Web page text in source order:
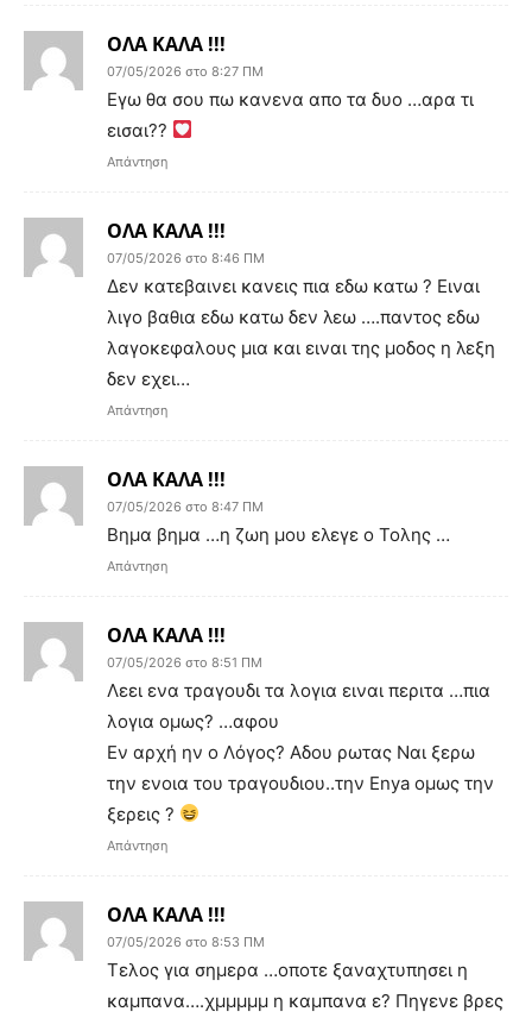
ΟΛΑ ΚΑΛΑ !!!
07/05/2026 στο 8:27 ΠΜ
Εγω θα σου πω κανενα απο τα δυο …αρα τι
εισαι??
Απάντηση
ΟΛΑ ΚΑΛΑ !!!
07/05/2026 στο 8:46 ΠΜ
Δεν κατεβαινει κανεις πια εδω κατω ? Ειναι
λιγο βαθια εδω κατω δεν λεω ….παντος εδω
λαγοκεφαλους μια και ειναι της μοδος η λεξη
δεν εχει…
Απάντηση
ΟΛΑ ΚΑΛΑ !!!
07/05/2026 στο 8:47 ΠΜ
Βημα βημα …η ζωη μου ελεγε ο Τολης …
Απάντηση
ΟΛΑ ΚΑΛΑ !!!
07/05/2026 στο 8:51 ΠΜ
Λεει ενα τραγουδι τα λογια ειναι περιτα …πια
λογια ομως? …αφου
Εν αρχή ην ο Λόγος? Αδου ρωτας Ναι ξερω
την ενοια του τραγουδιου..την Enya ομως την
ξερεις ?
Απάντηση
ΟΛΑ ΚΑΛΑ !!!
07/05/2026 στο 8:53 ΠΜ
Τελος για σημερα …οποτε ξαναχτυπησει η
καμπανα….χμμμμμ η καμπανα ε? Πηγενε βρες